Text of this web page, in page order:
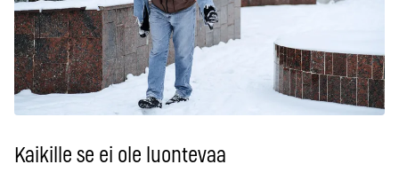
Kaikille se ei ole luontevaa